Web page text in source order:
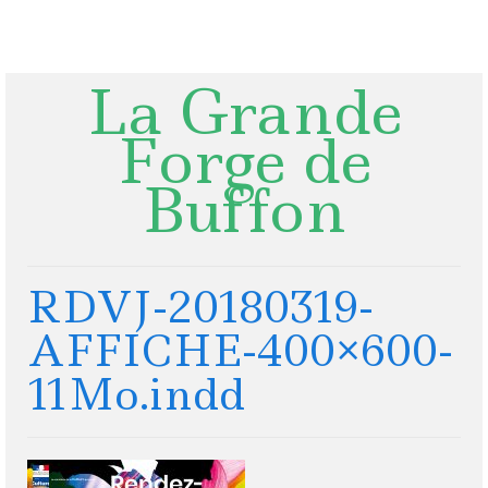
La Grande
Forge de
Buffon
RDVJ-20180319-
AFFICHE-400×600-
11Mo.indd